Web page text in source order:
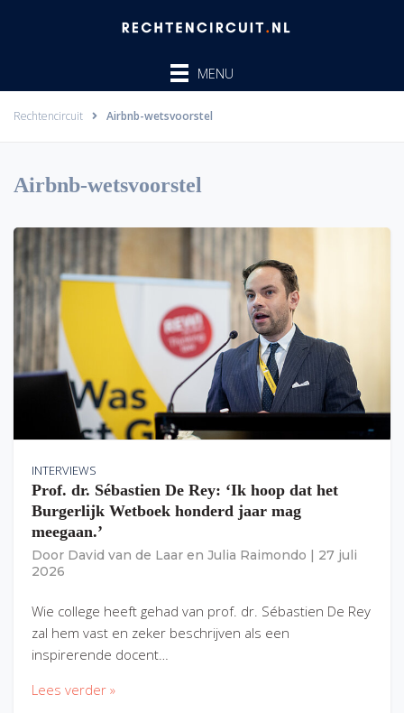
MENU
Rechtencircuit Airbnb-wetsvoorstel
Airbnb-wetsvoorstel
INTERVIEWS
Prof. dr. Sébastien De Rey: ‘Ik hoop dat het
Burgerlijk Wetboek honderd jaar mag
meegaan.’
Door David van de Laar en Julia Raimondo
27 juli
2026
Wie college heeft gehad van prof. dr. Sébastien De Rey
zal hem vast en zeker beschrijven als een
inspirerende docent…
Lees verder »